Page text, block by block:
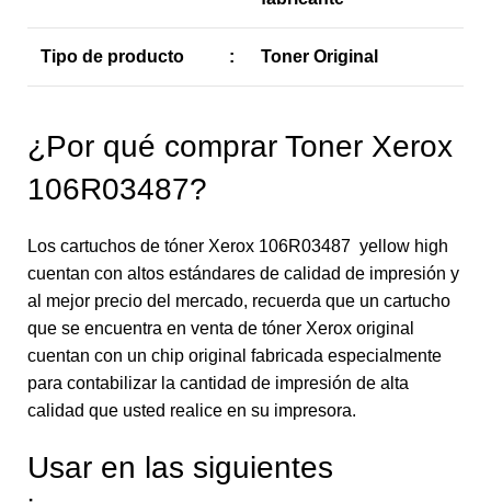
Tipo de producto : Toner Original
¿Por qué comprar Toner Xerox
106R03487?
Los cartuchos de tóner Xerox 106R03487 yellow high
cuentan con altos estándares de calidad de impresión y
al mejor precio del mercado, recuerda que un cartucho
que se encuentra en venta de tóner Xerox original
cuentan con un chip original fabricada especialmente
para contabilizar la cantidad de impresión de alta
calidad que usted realice en su impresora.
Usar en las siguientes